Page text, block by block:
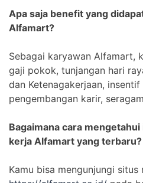
Apa saja benefit yang
Alfamart?
Sebagai karyawan Alfamart,
gaji pokok, tunjangan hari
dan Ketenagakerjaan,
pengembangan karir,
Bagaimana cara
kerja Alfamart yang terbaru?
Kamu bisa mengunjungi